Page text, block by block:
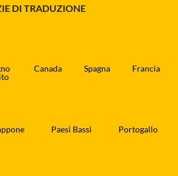
DI TRADUZIONE
Canada Spagna Francia
Paesi Bassi Portogallo